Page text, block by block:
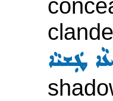
ܛܲܫܝܵܐ